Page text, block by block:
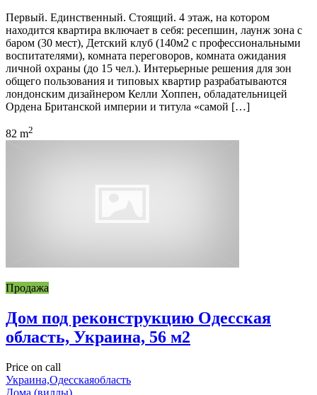
Первый. Единственный. Стоящий. 4 этаж, на котором
находится квартира включает в себя: ресепшин, лаунж зона с
баром (30 мест), Детский клуб (140м2 с профессиональными
воспитателями), комната переговоров, комната ожидания
личной охраны (до 15 чел.). Интерьерные решения для зон
общего пользования и типовых квартир разрабатываются
лондонским дизайнером Келли Хоппен, обладательницей
Ордена Британской империи и титула «самой […]
82 m2
Продажа
Дом под реконструкцию Одесская
область, Украина, 56 м2
Price on call
Украина,Одесскаяобласть
Дома (виллы)